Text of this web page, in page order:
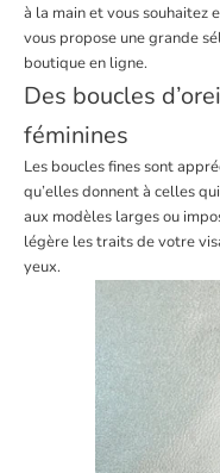
à la main et vous souhaitez
vous propose une grande
boutique en ligne.
Des boucles
féminines
Les boucles fines sont
qu’elles donnent à celles
aux modèles larges ou
légère les traits de votre
yeux.